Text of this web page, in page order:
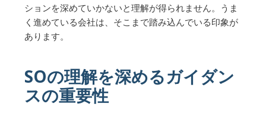
ションを深めていかないと理解が得られません。うま
く進めている会社は、そこまで踏み込んでいる印象が
あります。
SOの理解を深めるガイダン
スの重要性